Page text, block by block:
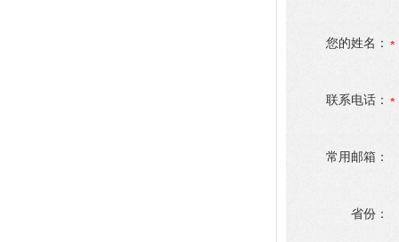
您的姓名：
联系电话：
常用邮箱：
省份：